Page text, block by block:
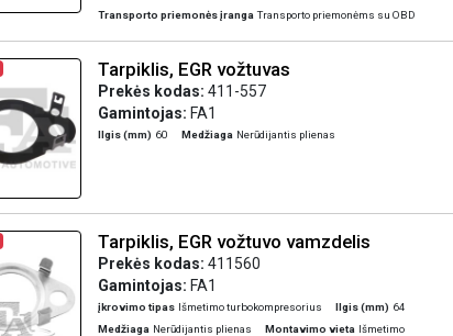
Transporto priemonės įranga Transporto priemonėms su OBD
Tarpiklis, EGR vožtuvas
Prekės kodas: 411-557
Gamintojas: FA1
Ilgis (mm) 60 Medžiaga Nerūdijantis plienas
Tarpiklis, EGR vožtuvo vamzdelis
Prekės kodas: 411560
Gamintojas: FA1
įkrovimo tipas Išmetimo turbokompresorius Ilgis (mm) 64
Medžiaga Nerūdijantis plienas Montavimo vieta Išmetimo